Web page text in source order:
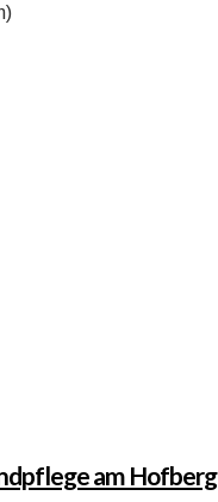
am Hofberg